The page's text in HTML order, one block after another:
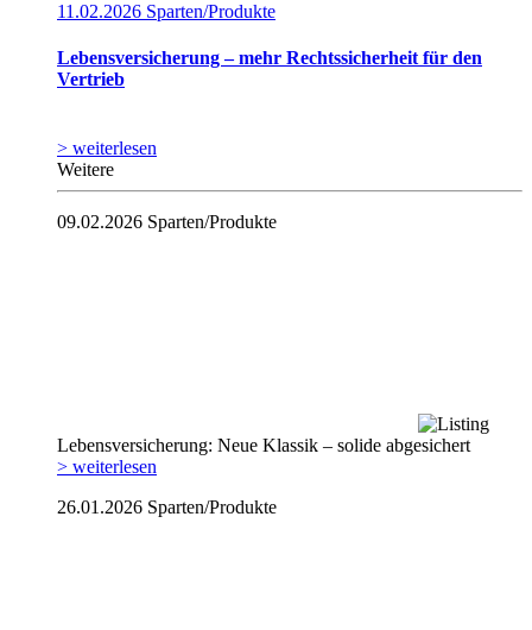
11.02.2026 Sparten/Produkte
Lebensversicherung – mehr Rechtssicherheit für den
Vertrieb
> weiterlesen
Weitere
09.02.2026 Sparten/Produkte
Lebensversicherung: Neue Klassik – solide abgesichert
> weiterlesen
26.01.2026 Sparten/Produkte